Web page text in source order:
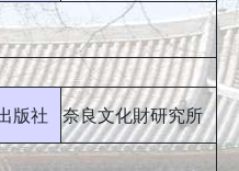
版社
奈良文化財研究所